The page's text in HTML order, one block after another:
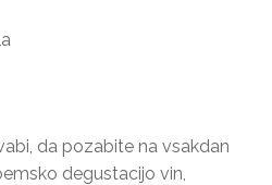
da pozabite na vsakdan
degustacijo vin,